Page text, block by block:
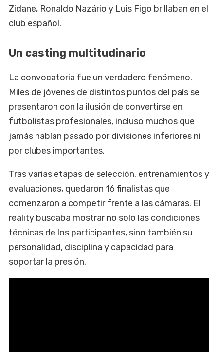
Zidane, Ronaldo Nazário y Luis Figo brillaban en el
club español.
Un casting multitudinario
La convocatoria fue un verdadero fenómeno.
Miles de jóvenes de distintos puntos del país se
presentaron con la ilusión de convertirse en
futbolistas profesionales, incluso muchos que
jamás habían pasado por divisiones inferiores ni
por clubes importantes.
Tras varias etapas de selección, entrenamientos y
evaluaciones, quedaron 16 finalistas que
comenzaron a competir frente a las cámaras. El
reality buscaba mostrar no solo las condiciones
técnicas de los participantes, sino también su
personalidad, disciplina y capacidad para
soportar la presión.